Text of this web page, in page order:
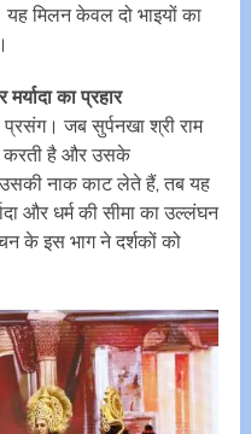
यह मिलन केवल दो भाइयों का
का प्रहार
जब सुर्पनखा श्री राम
करती है और उसके
नाक काट लेते हैं, तब यह
और धर्म की सीमा का उल्लंघन
के इस भाग ने दर्शकों को